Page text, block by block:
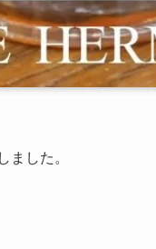
ました。